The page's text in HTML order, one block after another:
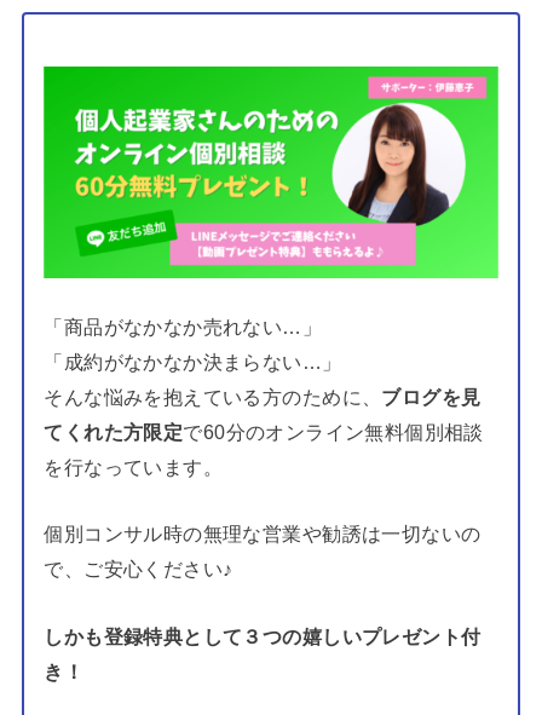
「商品がなかなか売れない…」
「成約がなかなか決まらない…」
そんな悩みを抱えている方のために、 ブログを見
てくれた方限定で60分のオンライン無料個別相談
を行なっています。
個別コンサル時の無理な営業や勧誘は一切ないの
で、ご安心ください♪
しかも登録特典として３つの嬉しいプレゼント付
き！